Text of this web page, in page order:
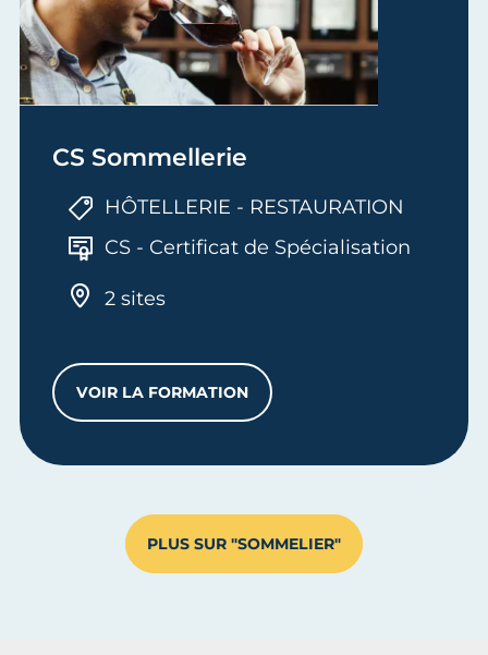
CS Sommellerie
HÔTELLERIE - RESTAURATION
CS - Certificat de Spécialisation
2 sites
VOIR LA FORMATION
CS SOMMELLERIE
PLUS SUR "SOMMELIER"